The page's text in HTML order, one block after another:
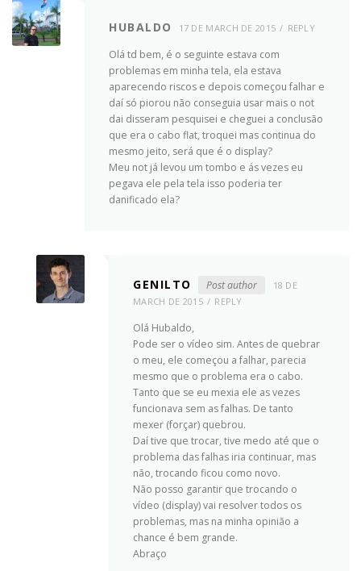
HUBALDO 17 DE MARCH DE 2015 REPLY
Olá td bem, é o seguinte estava com
problemas em minha tela, ela estava
aparecendo riscos e depois começou falhar e
daí só piorou não conseguia usar mais o not
dai disseram pesquisei e cheguei a conclusão
que era o cabo flat, troquei mas continua do
mesmo jeito, será que é o display?
Meu not já levou um tombo e ás vezes eu
pegava ele pela tela isso poderia ter
danificado ela?
GENILTO Post author
18 DE
MARCH DE 2015
REPLY
Olá Hubaldo,
Pode ser o vídeo sim. Antes de quebrar
o meu, ele começou a falhar, parecia
mesmo que o problema era o cabo.
Tanto que se eu mexia ele as vezes
funcionava sem as falhas. De tanto
mexer (forçar) quebrou.
Daí tive que trocar, tive medo até que o
problema das falhas iria continuar, mas
não, trocando ficou como novo.
Não posso garantir que trocando o
vídeo (display) vai resolver todos os
problemas, mas na minha opinião a
chance é bem grande.
Abraço